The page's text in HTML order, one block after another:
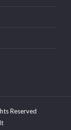
Reserved